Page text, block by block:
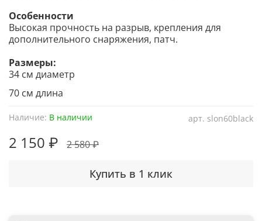
арт. slon60black
Наличие: В наличии
2 150 ₽ 2 580 ₽
Купить в 1 клик
Особенности
Высокая прочность на разрыв, крепления для
дополнительного снаряжения, патч.
Размеры:
34 см диаметр
70 см длина